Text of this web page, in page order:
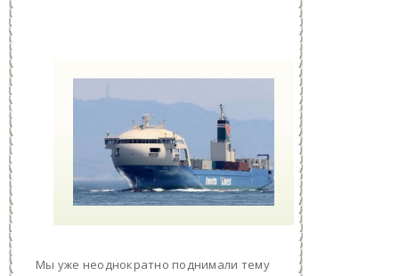
Мы уже неоднократно поднимали тему